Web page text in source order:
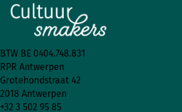
BTW BE 0404.748.831
RPR Antwerpen
Grotehondstraat 42
2018 Antwerpen
+32 3 502 95 85